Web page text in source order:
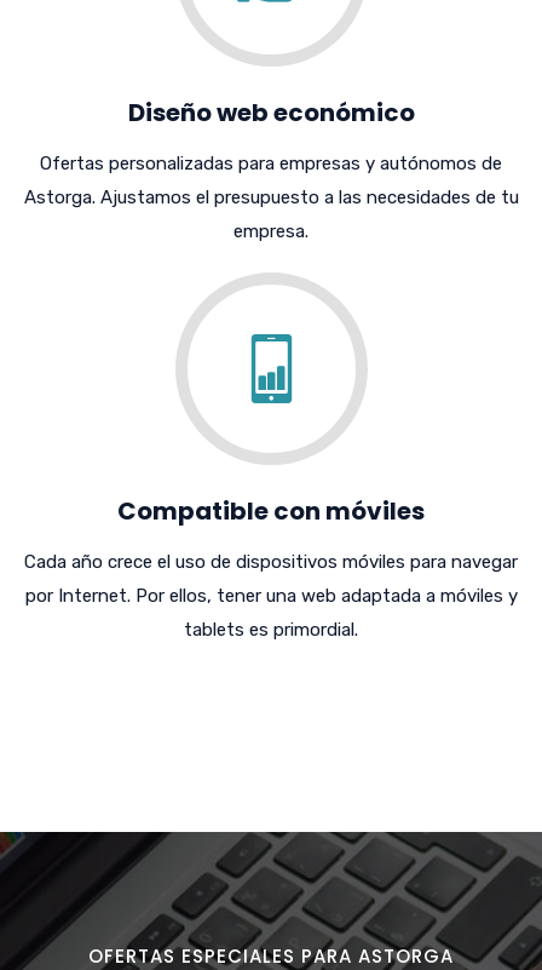
Diseño web económico
Ofertas personalizadas para empresas y autónomos de
Astorga. Ajustamos el presupuesto a las necesidades de tu
empresa.
Compatible con móviles
Cada año crece el uso de dispositivos móviles para navegar
por Internet. Por ellos, tener una web adaptada a móviles y
tablets es primordial.
OFERTAS ESPECIALES PARA ASTORGA